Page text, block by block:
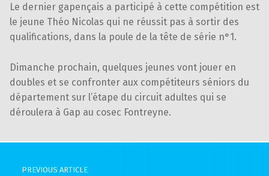
Le dernier gapençais a participé à cette compétition est
le jeune Théo Nicolas qui ne réussit pas à sortir des
qualifications, dans la poule de la tête de série n°1.
Dimanche prochain, quelques jeunes vont jouer en
doubles et se confronter aux compétiteurs séniors du
département sur l’étape du circuit adultes qui se
déroulera à Gap au cosec Fontreyne.
Post navigation
PREVIOUS ARTICLE